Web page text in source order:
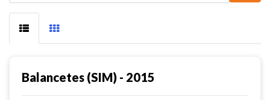
Balancetes (SIM) - 2015